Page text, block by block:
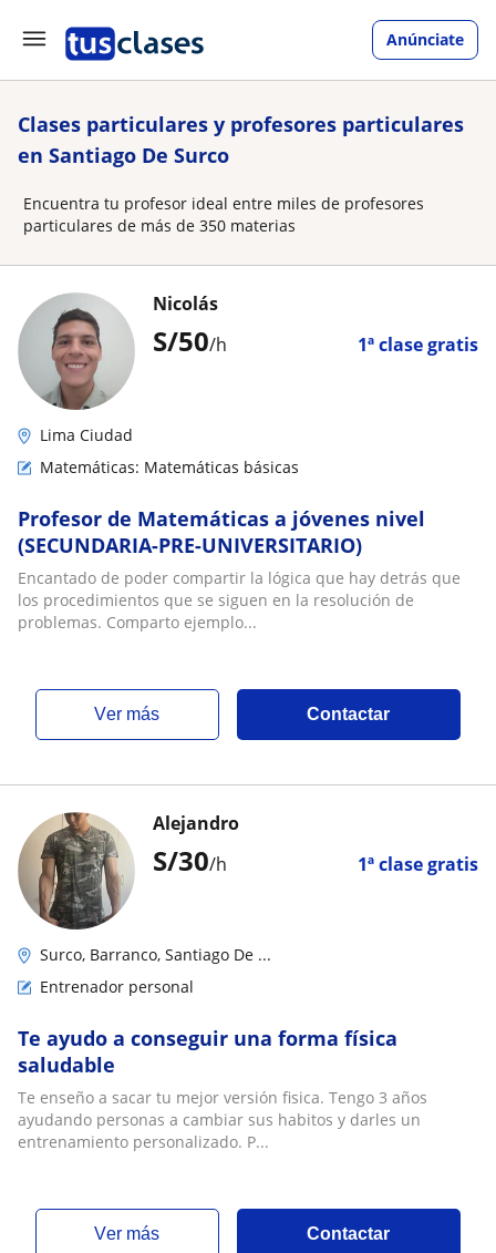
Anúnciate
Clases particulares y profesores particulares
en Santiago De Surco
Encuentra tu profesor ideal entre miles de profesores
particulares de más de 350 materias
S/50/h 1ª clase gratis
Nicolás
Lima Ciudad
Matemáticas: Matemáticas básicas
Profesor de Matemáticas a jóvenes nivel
(SECUNDARIA-PRE-UNIVERSITARIO)
Encantado de poder compartir la lógica que hay detrás que
los procedimientos que se siguen en la resolución de
problemas. Comparto ejemplo...
ver más Contactar
S/30/h 1ª clase gratis
Alejandro
Surco, Barranco, Santiago De ...
Entrenador personal
Te ayudo a conseguir una forma física
saludable
Te enseño a sacar tu mejor versión fisica. Tengo 3 años
ayudando personas a cambiar sus habitos y darles un
entrenamiento personalizado. P...
ver más Contactar